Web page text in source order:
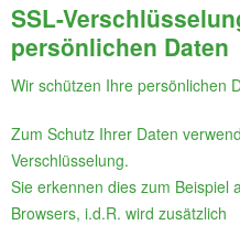
SSL-
persönlichen Daten
Wir schützen Ihre persönlichen
Zum Schutz Ihrer Daten
Verschlüsselung.
Sie erkennen dies zum Beispiel
Browsers, i.d.R. wird zusätzlich